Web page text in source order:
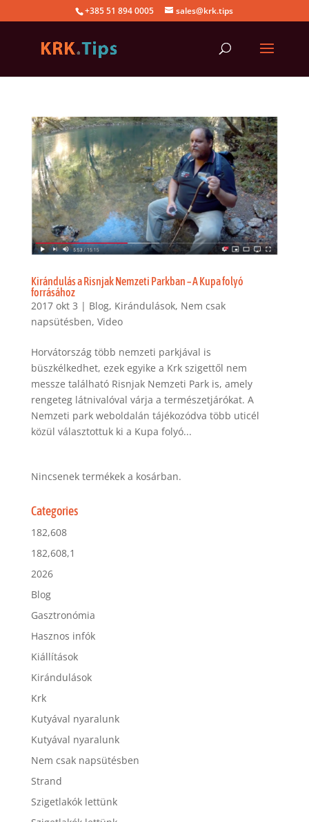
+385 51 894 0005 sales@krk.tips
Kirándulás a Risnjak Nemzeti Parkban – A Kupa folyó
forrásához
2017 okt 3 | Blog, Kirándulások, Nem csak
napsütésben, Video
Horvátország több nemzeti parkjával is
büszkélkedhet, ezek egyike a Krk szigettől nem
messze található Risnjak Nemzeti Park is, amely
rengeteg látnivalóval várja a természetjárókat. A
Nemzeti park weboldalán tájékozódva több uticél
közül választottuk ki a Kupa folyó...
Nincsenek termékek a kosárban.
Categories
182,608
182,608,1
2026
Blog
Gasztronómia
Hasznos infók
Kiállítások
Kirándulások
Krk
Kutyával nyaralunk
Kutyával nyaralunk
Nem csak napsütésben
Strand
Szigetlakók lettünk